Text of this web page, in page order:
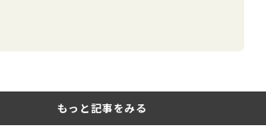
もっと記事をみる